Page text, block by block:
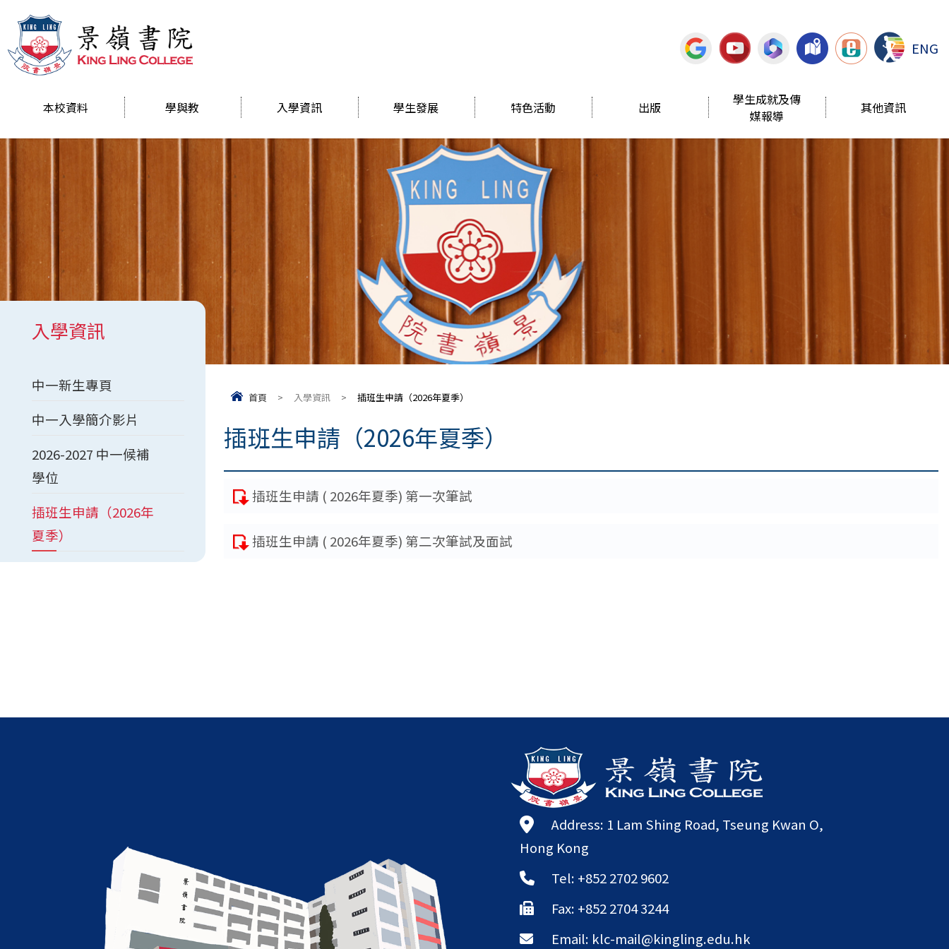
ENG
本校資料 學與教 入學資訊 學生發展 特色活動 出版
學生成就及傳
媒報導
其他資訊
首頁 > 入學資訊 > 插班生申請（2026年夏季）
插班生申請（2026年夏季）
插班生申請 ( 2026年夏季) 第一次筆試
插班生申請 ( 2026年夏季) 第二次筆試及面試
入學資訊
中一新生專頁
中一入學簡介影片
2026-2027 中一候補
學位
插班生申請（2026年
夏季）
Address: 1 Lam Shing Road, Tseung Kwan O,
Hong Kong
Tel: +852 2702 9602
Fax: +852 2704 3244
Email: klc-mail@kingling.edu.hk